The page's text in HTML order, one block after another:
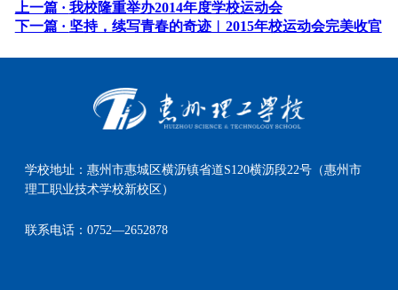
上一篇 · 我校隆重举办2014年度学校运动会
下一篇 · 坚持，续写青春的奇迹︱2015年校运动会完美收官
学校地址：惠州市惠城区横沥镇省道S120横沥段22号（惠州市
理工职业技术学校新校区）
联系电话：0752—2652878